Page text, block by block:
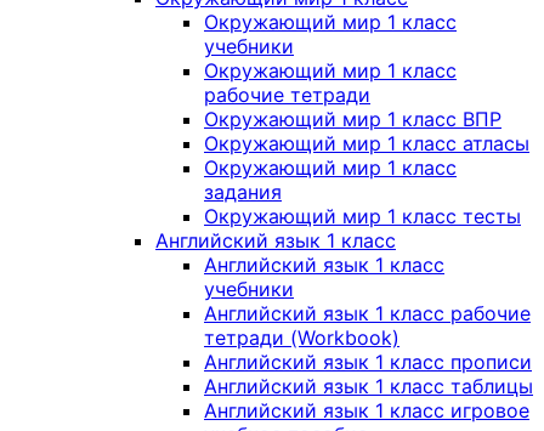
Окружающий мир 1 класс
учебники
Окружающий мир 1 класс
рабочие тетради
Окружающий мир 1 класс ВПР
Окружающий мир 1 класс атласы
Окружающий мир 1 класс
задания
Окружающий мир 1 класс тесты
Английский язык 1 класс
Английский язык 1 класс
учебники
Английский язык 1 класс рабочие
тетради (Workbook)
Английский язык 1 класс прописи
Английский язык 1 класс таблицы
Английский язык 1 класс игровое